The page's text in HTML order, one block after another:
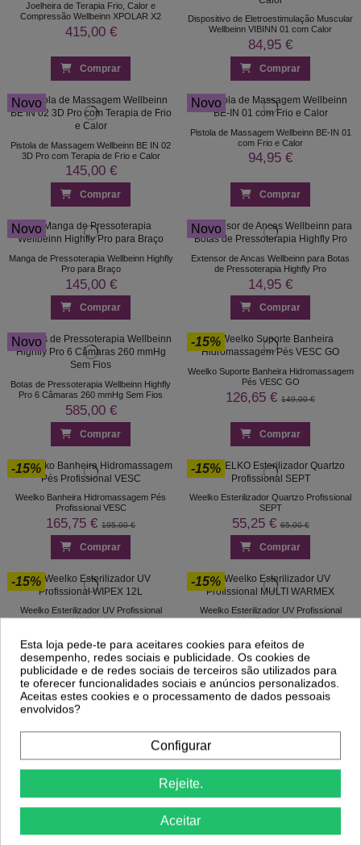
Joelheira de Terapia Frio, Calor e
Compressão Wellbeinn XPOLAR X2
415,00 €
Comprar
Dispositivo de Eletroestimulação Muscular
Wellbeinn VIBINN 01 com Calor
84,95 €
Comprar
Novo
Pistola de Massagem Wellbeinn BE IN 02
3D Pro com Terapia de Frio e Calor
145,00 €
Comprar
Novo
Pistola de Massagem Wellbeinn BE-IN 01
com Frio e Calor
94,95 €
Comprar
Novo
Manga de Pressoterapia Wellbeinn Highfly
Pro para Braço
145,00 €
Comprar
Novo
Extensor de Ancas Wellbeinn para Botas
de Pressoterapia Highfly Pro
14,95 €
Comprar
Novo
Botas de Pressoterapia Wellbeinn Highfly
Pro 6 Câmaras 260 mmHg Sem Fios
585,00 €
Comprar
-15%
Weelko Suporte Banheira Hidromassagem
Pés VESC GO
126,65 € 149,00 €
Comprar
-15%
Weelko Banheira Hidromassagem Pés
Profissional VESC
165,75 € 195,00 €
Comprar
-15%
Weelko Esterilizador Quartzo Profissional
SEPT
55,25 €65,00 €
Comprar
-15%
Weelko Esterilizador UV Profissional
WIPEX 12L
55,25 €
Comprar
-15%
Weelko Esterilizador UV Profissional
MULTI WARMEX
106,25 € 125,00 €
Comprar
-15%
UVEX 7,5L
-15%
UTECH ELECTROSTIMULATION
225,25 €
1 2 3 … 5
Esta loja pede-te para aceitares cookies para efeitos de
desempenho, redes sociais e publicidade. Os cookies de
publicidade e de redes sociais de terceiros são utilizados para
te oferecer funcionalidades sociais e anúncios personalizados.
Aceitas estes cookies e o processamento de dados pessoais
envolvidos?
Configurar
Rejeite.
Aceitar